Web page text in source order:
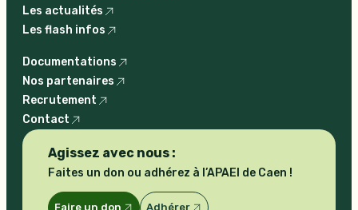
Les actualités
Les flash infos
Documentations
Nos partenaires
Recrutement
Contact
Agissez avec nous :
Faites un don ou adhérez à l’APAEI de Caen !
Faire un don Adhérer